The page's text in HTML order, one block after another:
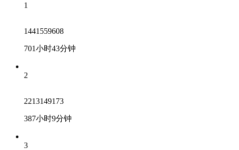
1
1441559608
701小时43分钟
2
2213149173
387小时9分钟
3